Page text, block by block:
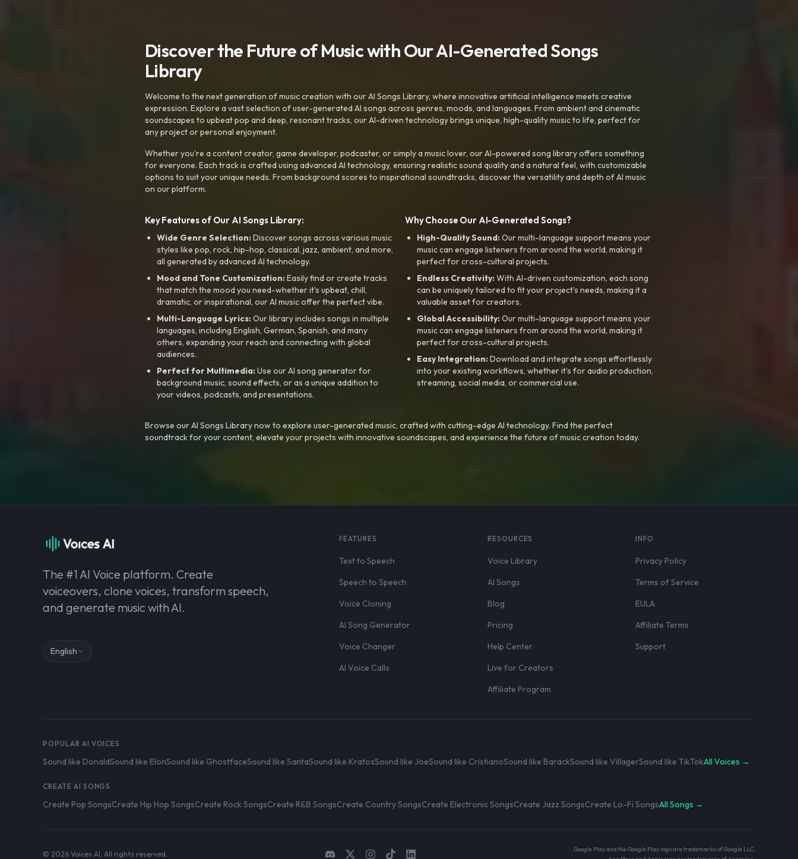
Discover the Future of Music with Our AI-Generated Songs
Library
Welcome to the next generation of music creation with our AI Songs Library, where innovative artificial intelligence meets creative
expression. Explore a vast selection of user-generated AI songs across genres, moods, and languages. From ambient and cinematic
soundscapes to upbeat pop and deep, resonant tracks, our AI-driven technology brings unique, high-quality music to life, perfect for
any project or personal enjoyment.
Whether you're a content creator, game developer, podcaster, or simply a music lover, our AI-powered song library offers something
for everyone. Each track is crafted using advanced AI technology, ensuring realistic sound quality and a natural feel, with customizable
options to suit your unique needs. From background scores to inspirational soundtracks, discover the versatility and depth of AI music
on our platform.
Key Features of Our AI Songs Library:
Wide Genre Selection:Discover songs across various music
styles like pop, rock, hip-hop, classical, jazz, ambient, and more,
all generated by advanced AI technology.
Mood and Tone Customization:Easily find or create tracks
that match the mood you need-whether it’s upbeat, chill,
dramatic, or inspirational, our AI music offer the perfect vibe.
Multi-Language Lyrics:Our library includes songs in multiple
languages, including English, German, Spanish, and many
others, expanding your reach and connecting with global
audiences.
Perfect for Multimedia:Use our AI song generator for
background music, sound effects, or as a unique addition to
your videos, podcasts, and presentations.
Why Choose Our AI-Generated Songs?
High-Quality Sound:Our multi-language support means your
music can engage listeners from around the world, making it
perfect for cross-cultural projects.
Endless Creativity:With AI-driven customization, each song
can be uniquely tailored to fit your project’s needs, making it a
valuable asset for creators.
Global Accessibility:Our multi-language support means your
music can engage listeners from around the world, making it
perfect for cross-cultural projects.
Easy Integration:Download and integrate songs effortlessly
into your existing workflows, whether it’s for audio production,
streaming, social media, or commercial use.
Browse our AI Songs Library now to explore user-generated music, crafted with cutting-edge AI technology. Find the perfect
soundtrack for your content, elevate your projects with innovative soundscapes, and experience the future of music creation today.
The #1 AI Voice platform. Create
voiceovers, clone voices, transform speech,
and generate music with AI.
English
FEATURES
Text to Speech
Speech to Speech
Voice Cloning
AI Song Generator
Voice Changer
AI Voice Calls
RESOURCES
Voice Library
AI Songs
Blog
Pricing
Help Center
Live for Creators
Affiliate Program
INFO
Privacy Policy
Terms of Service
EULA
Affiliate Terms
Support
POPULAR AI VOICES
Sound like DonaldSound like ElonSound like GhostfaceSound like SantaSound like KratosSound like JoeSound like CristianoSound like BarackSound like VillagerSound like TikTokAll Voices →
CREATE AI SONGS
Create Pop SongsCreate Hip Hop SongsCreate Rock SongsCreate R&B SongsCreate Country SongsCreate Electronic SongsCreate Jazz SongsCreate Lo-Fi SongsAll Songs →
© 2026 Voices AI. All rights reserved.
Google Play and the Google Play logo are trademarks of Google LLC.